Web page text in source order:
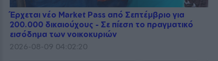
Έρχεται νέο Market Pass από Σεπτέμβριο για
200.000 δικαιούχους - Σε πίεση το πραγματικό
εισόδημα των νοικοκυριών
2026-08-09 04:02:20